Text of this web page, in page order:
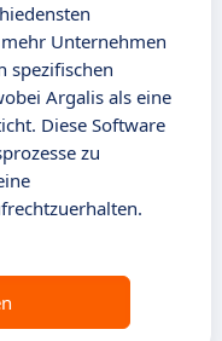
Unternehmen
spezifischen
Argalis als eine
Diese Software
zu